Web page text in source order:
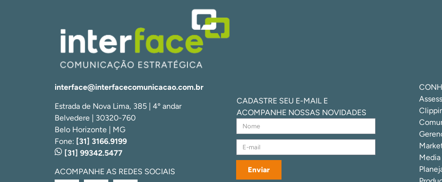
CADASTRE SEU E-MAIL E
ACOMPANHE NOSSAS NOVIDADES
interface@interfacecomunicacao.com.br
Estrada de Nova Lima, 385 | 4º andar
Belvedere | 30320-760
Belo Horizonte | MG
Fone: [31] 3166.9199
[31] 99342.5477
ACOMPANHE AS REDES SOCIAIS Enviar